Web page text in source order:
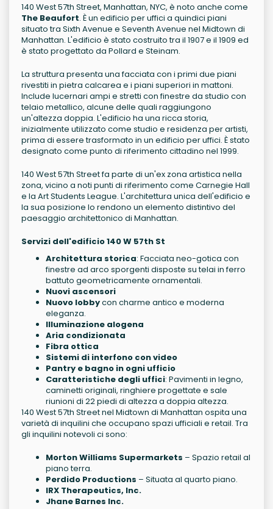
140 West 57th Street, Manhattan, NYC, è noto anche come
The Beaufort. È un edificio per uffici a quindici piani
situato tra Sixth Avenue e Seventh Avenue nel Midtown di
Manhattan. L'edificio è stato costruito tra il 1907 e il 1909 ed
è stato progettato da Pollard e Steinam.
La struttura presenta una facciata con i primi due piani
rivestiti in pietra calcarea e i piani superiori in mattoni.
Include lucernari ampi e stretti con finestre da studio con
telaio metallico, alcune delle quali raggiungono
un'altezza doppia. L'edificio ha una ricca storia,
inizialmente utilizzato come studio e residenza per artisti,
prima di essere trasformato in un edificio per uffici. È stato
designato come punto di riferimento cittadino nel 1999.
140 West 57th Street fa parte di un'ex zona artistica nella
zona, vicino a noti punti di riferimento come Carnegie Hall
e la Art Students League. L'architettura unica dell'edificio e
la sua posizione lo rendono un elemento distintivo del
paesaggio architettonico di Manhattan.
Servizi dell'edificio 140 W 57th St
Architettura storica: Facciata neo-gotica con
finestre ad arco sporgenti disposte su telai in ferro
battuto geometricamente ornamentali.
Nuovi ascensori
Nuovo lobbycon charme antico e moderna
eleganza.
Illuminazione alogena
Aria condizionata
Fibra ottica
Sistemi di interfono con video
Pantry e bagno in ogni ufficio
Caratteristiche degli uffici: Pavimenti in legno,
caminetti originali, ringhiere progettate e sale
riunioni di 22 piedi di altezza a doppia altezza.
140 West 57th Street nel Midtown di Manhattan ospita una
varietà di inquilini che occupano spazi ufficiali e retail. Tra
gli inquilini notevoli ci sono:
Morton Williams Supermarkets – Spazio retail al
piano terra.
Perdido Productions – Situata al quarto piano.
IRX Therapeutics, Inc.
Jhane Barnes Inc.